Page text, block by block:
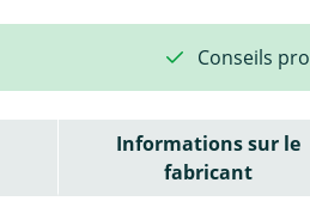
Conseils pro
Informations sur le
fabricant